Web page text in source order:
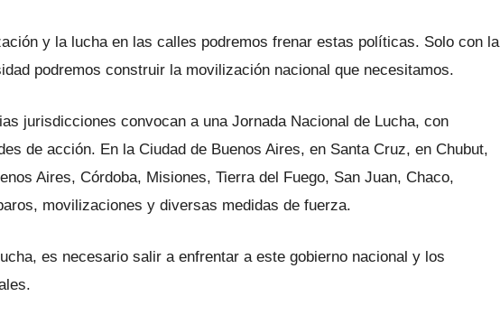
y la lucha en las calles podremos frenar estas políticas. Solo con la
podremos construir la movilización nacional que necesitamos.
jurisdicciones convocan a una Jornada Nacional de Lucha, con
de acción. En la Ciudad de Buenos Aires, en Santa Cruz, en Chubut,
Aires, Córdoba, Misiones, Tierra del Fuego, San Juan, Chaco,
movilizaciones y diversas medidas de fuerza.
es necesario salir a enfrentar a este gobierno nacional y los